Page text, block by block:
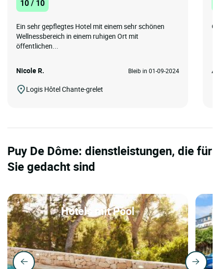
10 / 10
Ein sehr gepflegtes Hotel mit einem sehr schönen
Wellnessbereich in einem ruhigen Ort mit
öffentlichen...
Nicole R. Bleib in 01-09-2024
Logis Hôtel Chante-grelet
Puy De Dôme: dienstleistungen, die für
Sie gedacht sind
Hotels mit Pool